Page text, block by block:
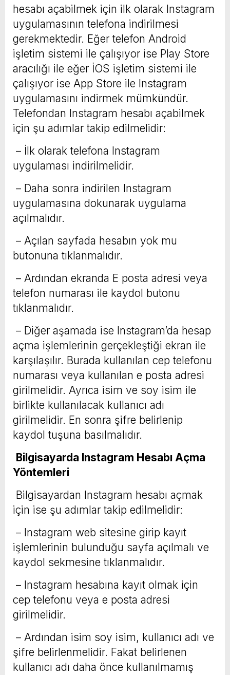
hesabı açabilmek için ilk olarak Instagram
uygulamasının telefona indirilmesi
gerekmektedir. Eğer telefon Android
işletim sistemi ile çalışıyor ise Play Store
aracılığı ile eğer İOS işletim sistemi ile
çalışıyor ise App Store ile Instagram
uygulamasını indirmek mümkündür.
Telefondan Instagram hesabı açabilmek
için şu adımlar takip edilmelidir:
– İlk olarak telefona Instagram
uygulaması indirilmelidir.
– Daha sonra indirilen Instagram
uygulamasına dokunarak uygulama
açılmalıdır.
– Açılan sayfada hesabın yok mu
butonuna tıklanmalıdır.
– Ardından ekranda E posta adresi veya
telefon numarası ile kaydol butonu
tıklanmalıdır.
– Diğer aşamada ise Instagram’da hesap
açma işlemlerinin gerçekleştiği ekran ile
karşılaşılır. Burada kullanılan cep telefonu
numarası veya kullanılan e posta adresi
girilmelidir. Ayrıca isim ve soy isim ile
birlikte kullanılacak kullanıcı adı
girilmelidir. En sonra şifre belirlenip
kaydol tuşuna basılmalıdır.
Bilgisayarda Instagram Hesabı Açma
Yöntemleri
Bilgisayardan Instagram hesabı açmak
için ise şu adımlar takip edilmelidir:
– Instagram web sitesine girip kayıt
işlemlerinin bulunduğu sayfa açılmalı ve
kaydol sekmesine tıklanmalıdır.
– Instagram hesabına kayıt olmak için
cep telefonu veya e posta adresi
girilmelidir.
– Ardından isim soy isim, kullanıcı adı ve
şifre belirlenmelidir. Fakat belirlenen
kullanıcı adı daha önce kullanılmamış